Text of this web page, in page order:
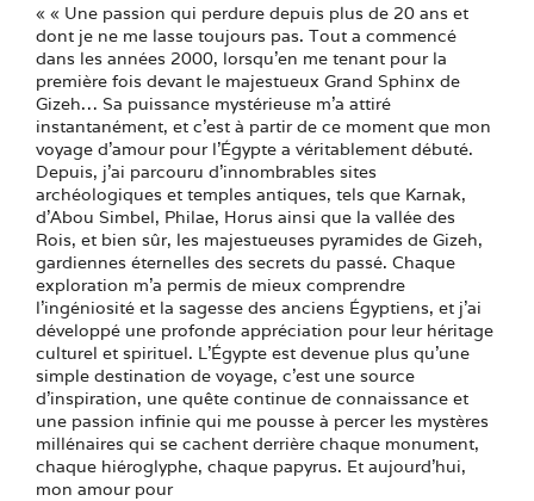
« « Une passion qui perdure depuis plus de 20 ans et
dont je ne me lasse toujours pas. Tout a commencé
dans les années 2000, lorsqu’en me tenant pour la
première fois devant le majestueux Grand Sphinx de
Gizeh… Sa puissance mystérieuse m’a attiré
instantanément, et c’est à partir de ce moment que mon
voyage d’amour pour l’Égypte a véritablement débuté.
Depuis, j’ai parcouru d’innombrables sites
archéologiques et temples antiques, tels que Karnak,
d’Abou Simbel, Philae, Horus ainsi que la vallée des
Rois, et bien sûr, les majestueuses pyramides de Gizeh,
gardiennes éternelles des secrets du passé. Chaque
exploration m’a permis de mieux comprendre
l’ingéniosité et la sagesse des anciens Égyptiens, et j’ai
développé une profonde appréciation pour leur héritage
culturel et spirituel. L’Égypte est devenue plus qu’une
simple destination de voyage, c’est une source
d’inspiration, une quête continue de connaissance et
une passion infinie qui me pousse à percer les mystères
millénaires qui se cachent derrière chaque monument,
chaque hiéroglyphe, chaque papyrus. Et aujourd’hui,
mon amour pour